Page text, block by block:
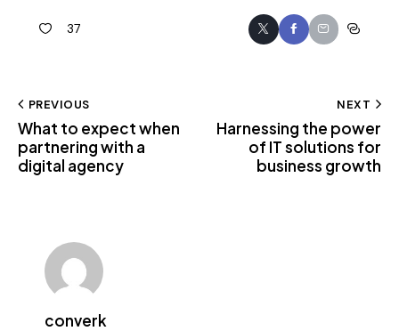
37
PREVIOUS
What to expect when
partnering with a
digital agency
NEXT
Harnessing the power
of IT solutions for
business growth
converk